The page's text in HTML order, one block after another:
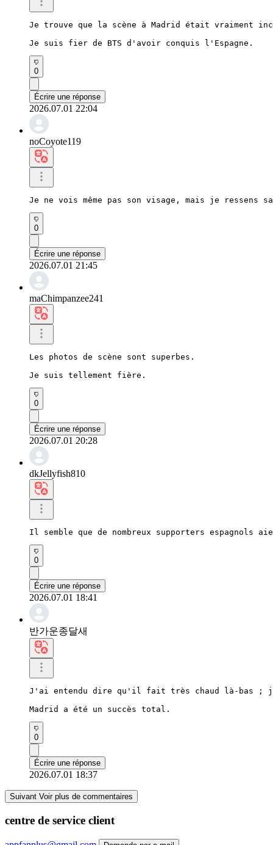
Je trouve que la scène à Madrid était vraiment
Je suis fier de BTS d'avoir conquis l'Espagne.
0
Écrire une réponse
2026.07.01 22:04
noCoyote119
Je ne vois même pas son visage, mais je ressens
0
Écrire une réponse
2026.07.01 21:45
maChimpanzee241
Les photos de scène sont superbes.
Je suis tellement fière.
0
Écrire une réponse
2026.07.01 20:28
dkJellyfish810
Il semble que de nombreux supporters espagnols
0
Écrire une réponse
2026.07.01 18:41
반가운종달새
J'ai entendu dire qu'il fait très chaud là-bas ; je
Madrid a été un succès total.
0
Écrire une réponse
2026.07.01 18:37
Suivant Voir plus de commentaires
centre de service client